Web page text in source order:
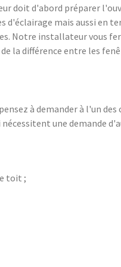
doit d'abord préparer
d'éclairage mais aussi en
Notre installateur vous
la différence entre les
à demander à l'un
une demande
toit ;